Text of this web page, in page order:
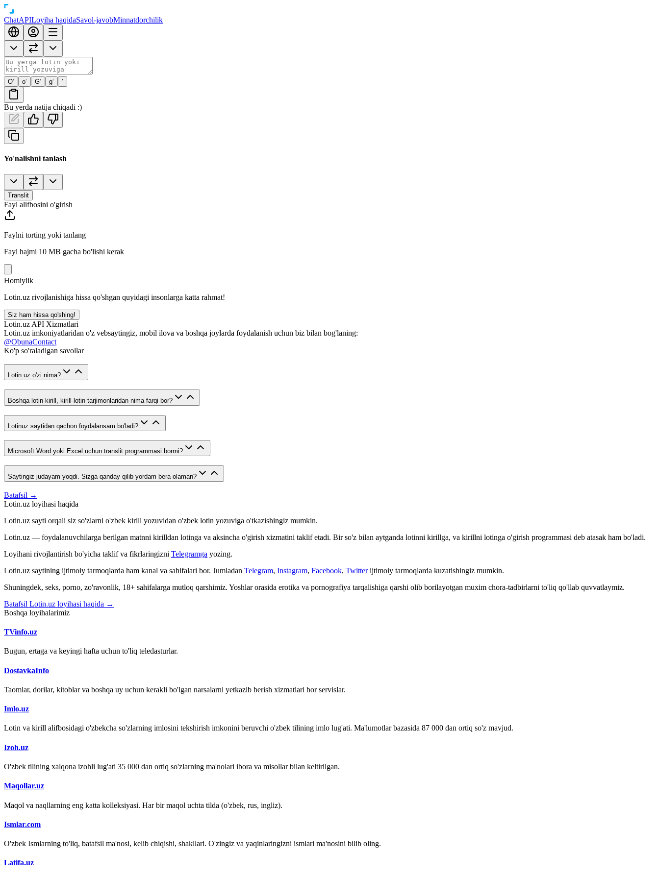
ChatAPILoyiha haqidaSavol-javobMinnatdorchilik
O‘ o‘ G‘ g‘ ’
Bu yerda natija chiqadi :)
Yo'nalishni tanlash
Translit
Fayl alifbosini o'girish
Faylni torting yoki tanlang
Fayl hajmi 10 MB gacha bo'lishi kerak
Homiylik
Lotin.uz rivojlanishiga hissa qo'shgan quyidagi insonlarga katta rahmat!
Siz ham hissa qo'shing!
Lotin.uz API Xizmatlari
Lotin.uz imkoniyatlaridan o'z vebsaytingiz, mobil ilova va boshqa joylarda foydalanish uchun biz bilan bog'laning:
@ObunaContact
Ko'p so'raladigan savollar
Lotin.uz o'zi nima?
Boshqa lotin-kirill, kirill-lotin tarjimonlaridan nima farqi bor?
Lotinuz saytidan qachon foydalansam bo'ladi?
Microsoft Word yoki Excel uchun translit programmasi bormi?
Saytingiz judayam yoqdi. Sizga qanday qilib yordam bera olaman?
Batafsil →
Lotin.uz loyihasi haqida
Lotin.uz sayti orqali siz so'zlarni o'zbek kirill yozuvidan o'zbek lotin yozuviga o'tkazishingiz mumkin.
Lotin.uz — foydalanuvchilarga berilgan matnni kirilldan lotinga va aksincha o'girish xizmatini taklif etadi. Bir so'z bilan aytganda lotinni kirillga, va kirillni lotinga o'girish programmasi deb atasak ham bo'ladi.
Loyihani rivojlantirish bo'yicha taklif va fikrlaringizni Telegramga yozing.
Lotin.uz saytining ijtimoiy tarmoqlarda ham kanal va sahifalari bor. Jumladan Telegram, Instagram, Facebook, Twitter ijtimoiy tarmoqlarda kuzatishingiz mumkin.
Shuningdek, seks, porno, zo'ravonlik, 18+ sahifalarga mutloq qarshimiz. Yoshlar orasida erotika va pornografiya tarqalishiga qarshi olib borilayotgan muxim chora-tadbirlarni to'liq qo'llab quvvatlaymiz.
Batafsil Lotin.uz loyihasi haqida →
Boshqa loyihalarimiz
TVinfo.uz
Bugun, ertaga va keyingi hafta uchun to'liq teledasturlar.
DostavkaInfo
Taomlar, dorilar, kitoblar va boshqa uy uchun kerakli bo'lgan narsalarni yetkazib berish xizmatlari bor servislar.
Imlo.uz
Lotin va kirill alifbosidagi o'zbekcha so'zlarning imlosini tekshirish imkonini beruvchi o'zbek tilining imlo lug'ati. Ma'lumotlar bazasida 87 000 dan ortiq so'z mavjud.
Izoh.uz
O'zbek tilining xalqona izohli lug'ati 35 000 dan ortiq so'zlarning ma'nolari ibora va misollar bilan keltirilgan.
Maqollar.uz
Maqol va naqllarning eng katta kolleksiyasi. Har bir maqol uchta tilda (o'zbek, rus, ingliz).
Ismlar.com
O'zbek Ismlarning to'liq, batafsil ma'nosi, kelib chiqishi, shakllari. O'zingiz va yaqinlaringizni ismlari ma'nosini bilib oling.
Latifa.uz